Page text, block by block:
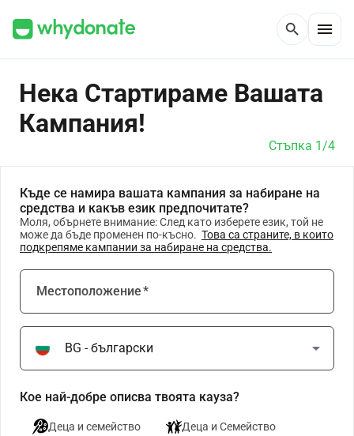
search menu
Нека Стартираме Вашата
Кампания!
Стъпка 1/4
Къде се намира вашата кампания за набиране на
средства и какъв език предпочитате?
Моля, обърнете внимание: След като изберете език, той не
може да бъде променен по-късно. Това са страните, в които
подкрепяме кампании за набиране на средства.
Местоположение*
arrow_drop_down
Кое най-добре описва твоята кауза?
Деца и семейство Деца и Семейство